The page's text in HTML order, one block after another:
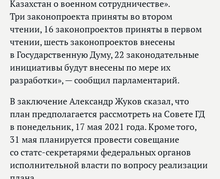
Казахстан о военном сотрудничестве».
Три законопроекта приняты во втором
чтении, 16 законопроектов приняты в первом
чтении, шесть законопроектов внесены
в Государственную Думу, 22 законодательные
инициативы будут внесены по мере их
разработки», — сообщил парламентарий.
В заключение Александр Жуков сказал, что
план предполагается рассмотреть на Совете ГД
в понедельник, 17 мая 2021 года. Кроме того,
31 мая планируется провести совещание
со статс-секретарями федеральных органов
исполнительной власти по вопросу реализации